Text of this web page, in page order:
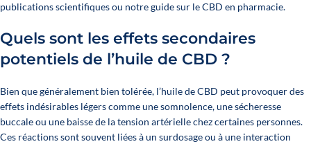
publications scientifiques ou notreguide sur le CBD en pharmacie.
Quels sont les effets secondaires
potentiels de l’huile de CBD ?
Bien que généralement bien tolérée, l’huile de CBD peut provoquer des
effets indésirables légers comme une somnolence, une sécheresse
buccale ou une baisse de la tension artérielle chez certaines personnes.
Ces réactions sont souvent liées à un surdosage ou à une interaction